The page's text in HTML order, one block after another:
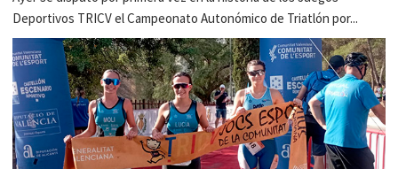
Deportivos TRICV el Campeonato Autonómico de Triatlón por...